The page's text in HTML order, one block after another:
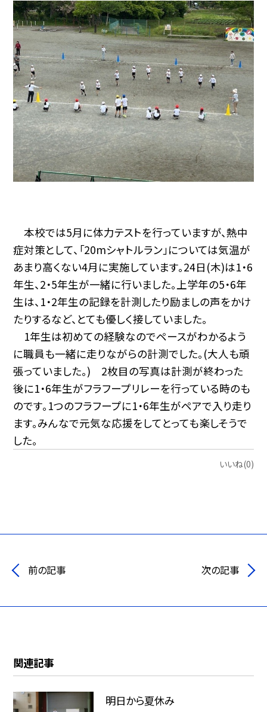
本校では5月に体力テストを行っていますが、熱中
症対策として、「20mシャトルラン」については気温が
あまり高くない4月に実施しています。24日(木)は1・6
年生、2・5年生が一緒に行いました。上学年の5・6年
生は、1・2年生の記録を計測したり励ましの声をかけ
たりするなど、とても優しく接していました。
1年生は初めての経験なのでペースがわかるよう
に職員も一緒に走りながらの計測でした。(大人も頑
張っていました。) 2枚目の写真は計測が終わった
後に1・6年生がフラフープリレーを行っている時のも
のです。1つのフラフープに1・6年生がペアで入り走り
ます。みんなで元気な応援をしてとっても楽しそうで
した。
いいね(0)
前の記事 次の記事
関連記事
明日から夏休み